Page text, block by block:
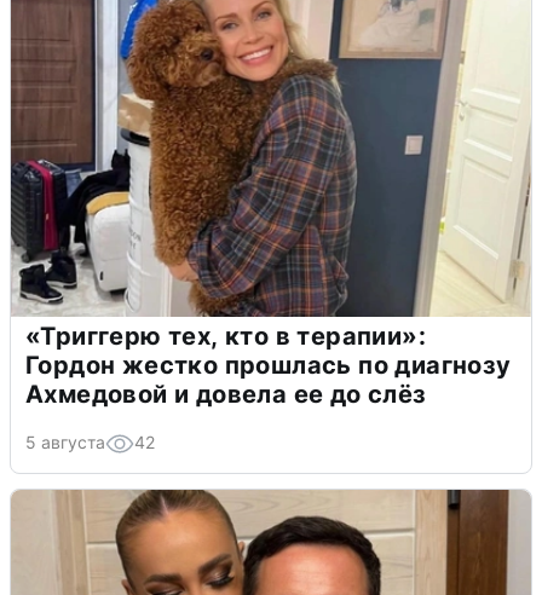
«Триггерю тех, кто в терапии»:
Гордон жестко прошлась по диагнозу
Ахмедовой и довела ее до слёз
5 августа 42